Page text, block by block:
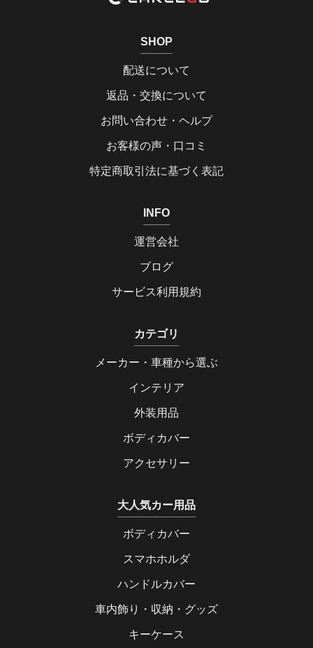
SHOP
配送について
返品・交換について
お問い合わせ・ヘルプ
お客様の声・口コミ
特定商取引法に基づく表記
INFO
運営会社
ブログ
サービス利用規約
カテゴリ
メーカー・車種から選ぶ
インテリア
外装用品
ボディカバー
アクセサリー
大人気カー用品
ボディカバー
スマホホルダ
ハンドルカバー
車内飾り・収納・グッズ
キーケース